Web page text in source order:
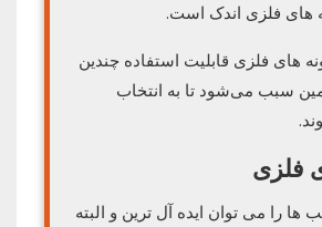
های فلزی اندک است.
های فلزی قابلیت استفاده چندین
سبب می‌شود تا به انتخاب
فلزی
ها را می توان ایده آل ترین و البته